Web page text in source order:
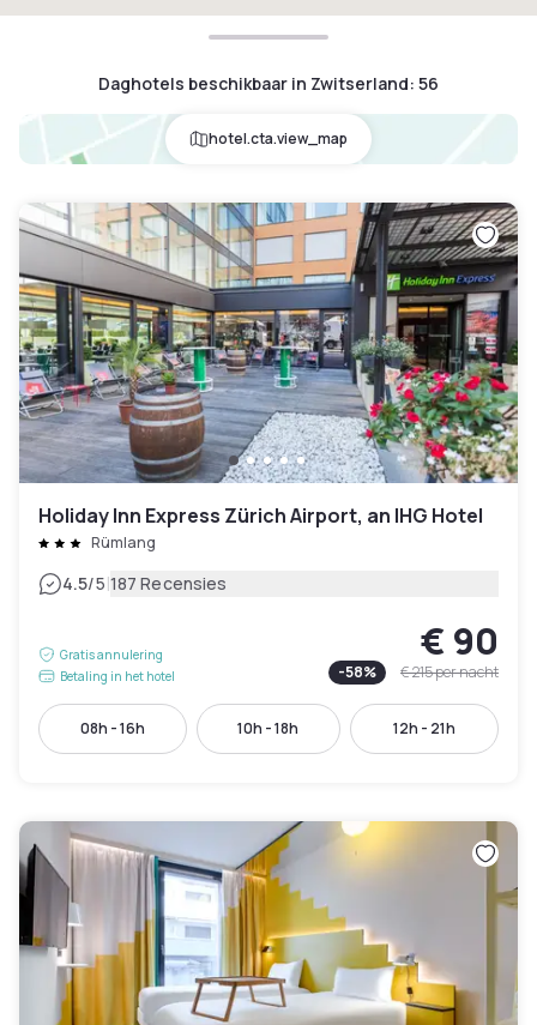
Daghotels beschikbaar in Zwitserland: 56
hotel.cta.view_map
Holiday Inn Express Zürich Airport, an IHG Hotel
Rümlang
4.5/5|187 Recensies
Gratis annulering
Betaling in het hotel
€ 90
-58% € 215per nacht
08h - 16h 10h - 18h 12h - 21h